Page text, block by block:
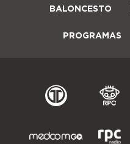
BALONCESTO
PROGRAMAS